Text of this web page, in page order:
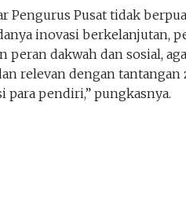
Pengurus Pusat tidak
inovasi berkelanjutan,
peran dakwah dan sosial,
relevan dengan tantangan
pendiri,” pungkasnya.